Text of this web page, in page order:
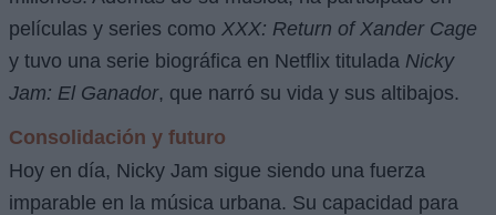
películas y series como XXX: Return of Xander Cage
y tuvo una serie biográfica en Netflix titulada Nicky
Jam: El Ganador, que narró su vida y sus altibajos.
Consolidación y futuro
Hoy en día, Nicky Jam sigue siendo una fuerza
imparable en la música urbana. Su capacidad para